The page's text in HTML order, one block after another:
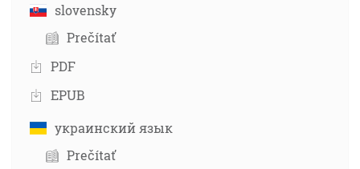
slovensky
Prečítať
PDF
EPUB
украинский язык
Prečítať